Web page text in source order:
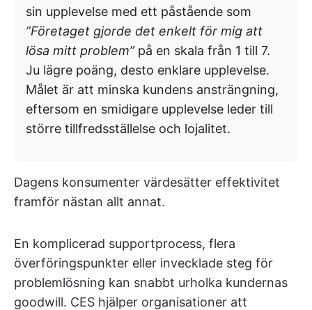
sin upplevelse med ett påstående som
”Företaget gjorde det enkelt för mig att
lösa mitt problem”på en skala från 1 till 7.
Ju lägre poäng, desto enklare upplevelse.
Målet är att minska kundens ansträngning,
eftersom en smidigare upplevelse leder till
större tillfredsställelse och lojalitet.
Dagens konsumenter värdesätter effektivitet
framför nästan allt annat.
En komplicerad supportprocess, flera
överföringspunkter eller invecklade steg för
problemlösning kan snabbt urholka kundernas
goodwill. CES hjälper organisationer att